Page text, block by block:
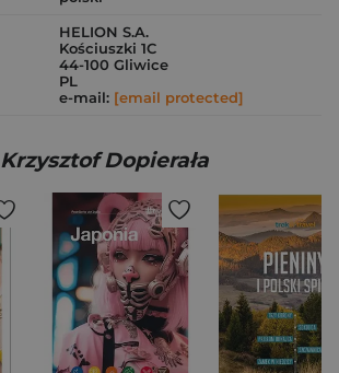
HELION S.A.
Kościuszki 1C
44-100 Gliwice
PL
e-mail: [email protected]
Krzysztof Dopierała